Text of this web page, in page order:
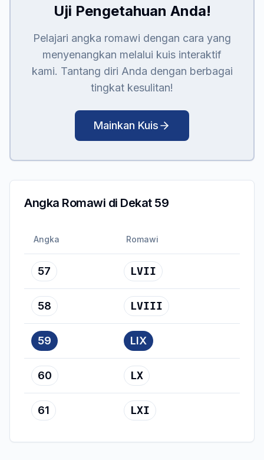
Uji Pengetahuan Anda!
Pelajari angka romawi dengan cara yang
menyenangkan melalui kuis interaktif
kami. Tantang diri Anda dengan berbagai
tingkat kesulitan!
Mainkan Kuis
Angka Romawi di Dekat 59
Angka Romawi
57 LVII
58 LVIII
59 LIX
60 LX
61 LXI